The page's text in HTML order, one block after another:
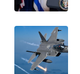
SPORT
WAHANA